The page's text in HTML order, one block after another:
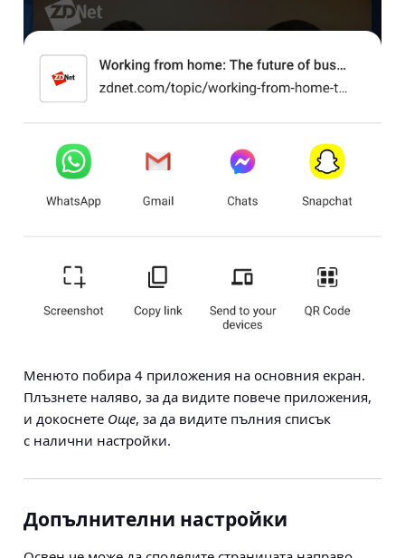
Менюто побира 4 приложения на основния екран.
Плъзнете наляво, за да видите повече приложения,
и докоснете Още, за да видите пълния списък
с налични настройки.
Допълнителни настройки